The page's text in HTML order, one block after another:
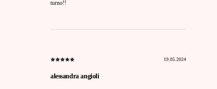
turno!!
19.05.2024
alessandra angioli